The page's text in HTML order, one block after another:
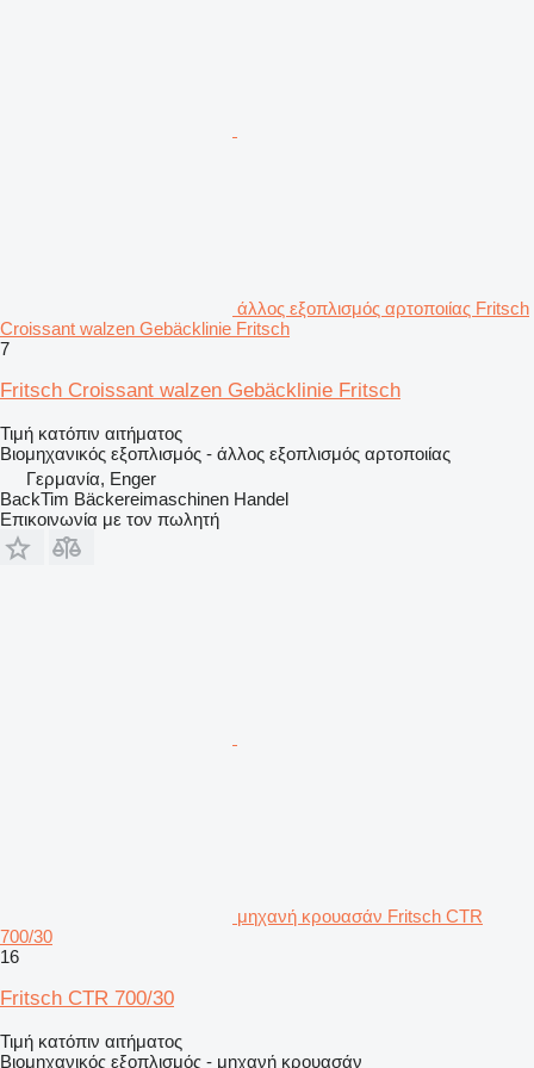
άλλος εξοπλισμός αρτοποιίας Fritsch
Croissant walzen Gebäcklinie Fritsch
7
Fritsch Croissant walzen Gebäcklinie Fritsch
Τιμή κατόπιν αιτήματος
Βιομηχανικός εξοπλισμός - άλλος εξοπλισμός αρτοποιίας
Γερμανία, Enger
BackTim Bäckereimaschinen Handel
Επικοινωνία με τον πωλητή
μηχανή κρουασάν Fritsch CTR
700/30
16
Fritsch CTR 700/30
Τιμή κατόπιν αιτήματος
Βιομηχανικός εξοπλισμός - μηχανή κρουασάν